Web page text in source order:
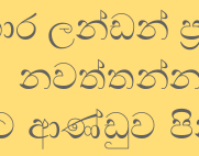
ලන්ඩන්
නවත්තන්න
ආණ්ඩුව